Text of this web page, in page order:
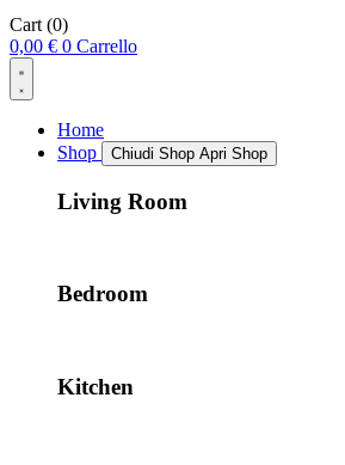
Cart (0)
0,00 € 0 Carrello
Home
Shop
Chiudi Shop Apri Shop
Living Room
Bedroom
Kitchen